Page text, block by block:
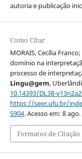
autoria e publicação
Como Citar
MORAIS, Cecília
domínio na
processo de
Lingu@gem,
10.14393/DL38-
https://seer.ufu.br/
5904. Acesso em: 8 ago.
Formatos de Citação